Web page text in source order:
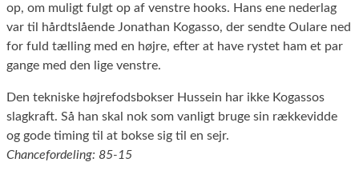
op, om muligt fulgt op af venstre hooks. Hans ene nederlag
var til hårdtslående Jonathan Kogasso, der sendte Oulare ned
for fuld tælling med en højre, efter at have rystet ham et par
gange med den lige venstre.
Den tekniske højrefodsbokser Hussein har ikke Kogassos
slagkraft. Så han skal nok som vanligt bruge sin rækkevidde
og gode timing til at bokse sig til en sejr.
Chancefordeling: 85-15